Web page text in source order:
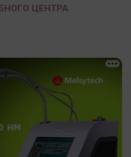
ЦЕНТРА